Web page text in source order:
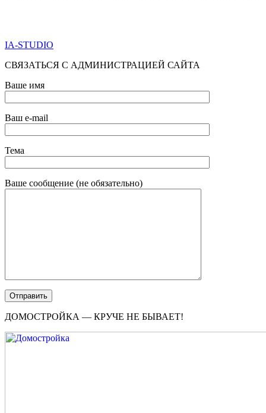
IA-STUDIO
СВЯЗАТЬСЯ С АДМИНИСТРАЦИЕЙ САЙТА
Ваше имя
Ваш e-mail
Тема
Ваше сообщение (не обязательно)
ДОМОСТРОЙКА — КРУЧЕ НЕ БЫВАЕТ!